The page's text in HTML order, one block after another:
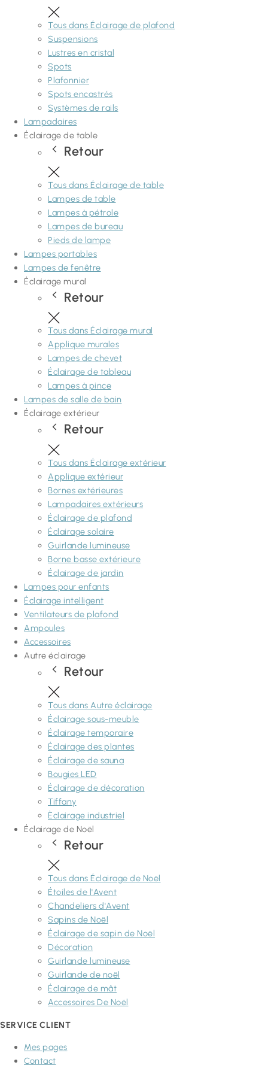
Tous dans Éclairage de plafond
Suspensions
Lustres en cristal
Spots
Plafonnier
Spots encastrés
Systèmes de rails
Lampadaires
Éclairage de table
Retour
Tous dans Éclairage de table
Lampes de table
Lampes à pétrole
Lampes de bureau
Pieds de lampe
Lampes portables
Lampes de fenêtre
Éclairage mural
Retour
Tous dans Éclairage mural
Applique murales
Lampes de chevet
Éclairage de tableau
Lampes à pince
Lampes de salle de bain
Éclairage extérieur
Retour
Tous dans Éclairage extérieur
Applique extérieur
Bornes extérieures
Lampadaires extérieurs
Éclairage de plafond
Éclairage solaire
Guirlande lumineuse
Borne basse extérieure
Éclairage de jardin
Lampes pour enfants
Éclairage intelligent
Ventilateurs de plafond
Ampoules
Accessoires
Autre éclairage
Retour
Tous dans Autre éclairage
Éclairage sous-meuble
Éclairage temporaire
Éclairage des plantes
Éclairage de sauna
Bougies LED
Éclairage de décoration
Tiffany
Èclairage industriel
Éclairage de Noël
Retour
Tous dans Éclairage de Noël
Étoiles de l'Avent
Chandeliers d'Avent
Sapins de Noël
Éclairage de sapin de Noël
Décoration
Guirlande lumineuse
Guirlande de noël
Éclairage de mât
Accessoires De Noël
SERVICE CLIENT
Mes pages
Contact